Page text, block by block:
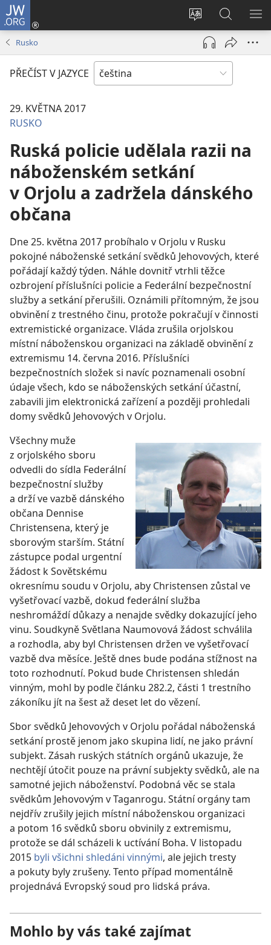
JW.ORG
Změnit
jazyk
stránek
Přihlásit
se
(otevřeno
okno)
Hledat
na
JW.ORG
Rusko
PŘEČÍST V JAZYCE
29. KVĚTNA 2017
RUSKO
Ruská policie udělala razii na
náboženském setkání
v Orjolu a zadržela dánského
občana
Dne 25. května 2017 probíhalo v Orjolu v Rusku
pokojné náboženské setkání svědků Jehovových, které
pořádají každý týden. Náhle dovnitř vtrhli těžce
ozbrojení příslušníci policie a Federální bezpečnostní
služby a setkání přerušili. Oznámili přítomným, že jsou
obvinění z trestného činu, protože pokračují v činnosti
extremistické organizace. Vláda zrušila orjolskou
místní náboženskou organizaci na základě obvinění z
extremismu 14. června 2016. Příslušníci
bezpečnostních složek si navíc poznamenali osobní
údaje všech, kdo se náboženských setkání účastní,
zabavili jim elektronická zařízení a později prohledali
domy svědků Jehovových v Orjolu.
Všechny muže
z orjolského sboru
odvedli do sídla Federální
bezpečnostní služby
a drží ve vazbě dánského
občana Dennise
Christensena, který je
sborovým starším. Státní
zástupce podal urgentní
žádost k Sovětskému
okresnímu soudu v Orjolu, aby Christensen zůstal ve
vyšetřovací vazbě, dokud federální služba
neshromáždí důkazy a nenajde svědky dokazující jeho
vinu. Soudkyně Světlana Naumovová žádost schválila
a rozhodla, aby byl Christensen držen ve vyšetřovací
vazbě dva měsíce. Ještě dnes bude podána stížnost na
toto rozhodnutí. Pokud bude Christensen shledán
vinným, mohl by podle článku 282.2, části 1 trestního
zákoníku jít na šest až deset let do vězení.
Sbor svědků Jehovových v Orjolu pořádal náboženská
setkání prostě jenom jako skupina lidí, ne jako právní
subjekt. Zásah ruských státních orgánů ukazuje, že
nechtějí útočit pouze na právní subjekty svědků, ale na
samotné jejich náboženství. Podobná věc se stala
svědkům Jehovovým v Taganrogu. Státní orgány tam
nejdřív zrušily jejich místní náboženskou organizaci
a potom 16 svědků sboru obvinily z extremismu,
protože se dál scházeli k uctívání Boha. V listopadu
2015 byli všichni shledáni vinnými, ale jejich tresty
a pokuty byly zrušeny. Tento případ momentálně
projednává Evropský soud pro lidská práva.
Mohlo by vás také zajímat